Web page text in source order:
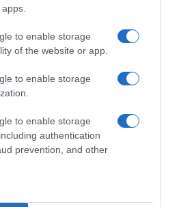
to enable storage
of the website or app.
to enable storage
to enable storage
authentication
prevention, and other
και στα Βαλκάνια, κύριοι του
ΣΤΟ “Π”